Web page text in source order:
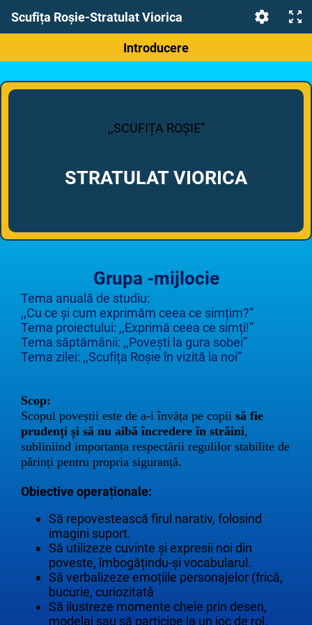
Scufița Roșie-Stratulat Viorica
Introducere
,,SCUFIȚA ROȘIE”
STRATULAT VIORICA
Grupa -mijlocie
Tema anuală de studiu:
,,Cu ce și cum exprimăm ceea ce simțim?”
Tema proiectului: ,,Exprimă ceea ce simți!”
Tema săptămânii: ,,Povești la gura sobei”
Tema zilei: ,,Scufița Roșie în vizită la noi”
Scop:
Scopul poveștii este de a-i învăța pe copii să fie
prudenți și să nu aibă încredere în străini,
subliniind importanța respectării regulilor stabilite de
părinți pentru propria siguranță.
Obiective operaționale:
Să repovestească firul narativ, folosind
imagini suport.
Să utilizeze cuvinte și expresii noi din
poveste, îmbogățindu-și vocabularul.
Să verbalizeze emoțiile personajelor (frică,
bucurie, curiozitatâ
Să ilustreze momente cheie prin desen,
modelaj sau să participe la un joc de rol.